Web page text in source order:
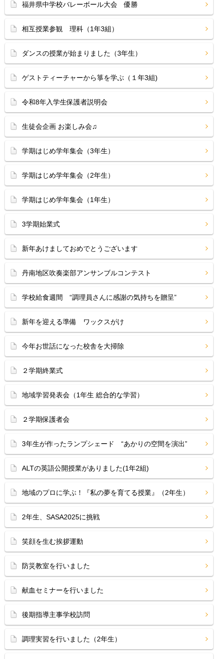
福井県中学校バレーボール大会 優勝
相互授業参観 理科（1年3組）
ダンスの授業が始まりました（3年生）
ゲストティーチャーから箏を学ぶ（１年3組)
令和8年入学生保護者説明会
生徒会企画 お楽しみ会♫
学期はじめ学年集会（3年生）
学期はじめ学年集会（2年生）
学期はじめ学年集会（1年生）
3学期始業式
新年あけましておめでとうございます
丹南地区吹奏楽部アンサンブルコンテスト
学校給食週間 “調理員さんに感謝の気持ちを贈呈”
新年を迎える準備 ワックスがけ
今年お世話になった校舎を大掃除
２学期終業式
地域学習発表会（1年生 総合的な学習）
２学期保護者会
3年生が作ったランプシェード “あかりの空間を演出”
ALTの英語公開授業がありました(1年2組)
地域のプロに学ぶ！『私の夢を育てる授業』（2年生）
2年生、SASA2025に挑戦
笑顔を生む挨拶運動
防災教室を行いました
献血セミナーを行いました
後期指導主事学校訪問
調理実習を行いました（2年生）